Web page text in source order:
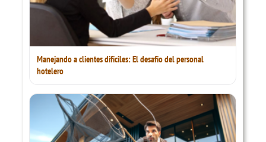
Manejando a clientes difíciles: El desafío del personal
hotelero